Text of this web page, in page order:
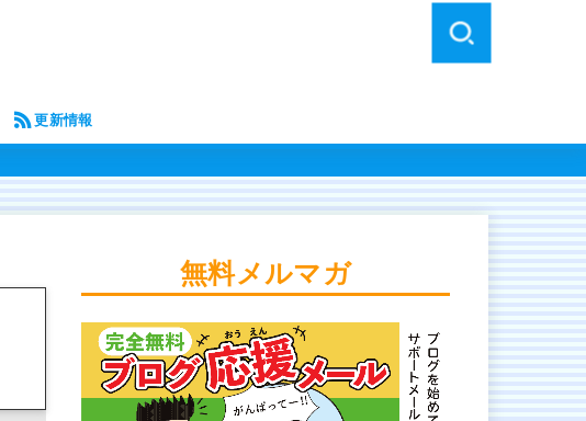
更新情報
無料メルマガ